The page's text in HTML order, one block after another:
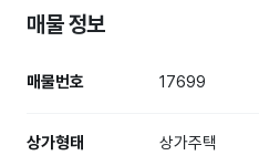
매물 정보
매물번호 17699
상가형태 상가주택